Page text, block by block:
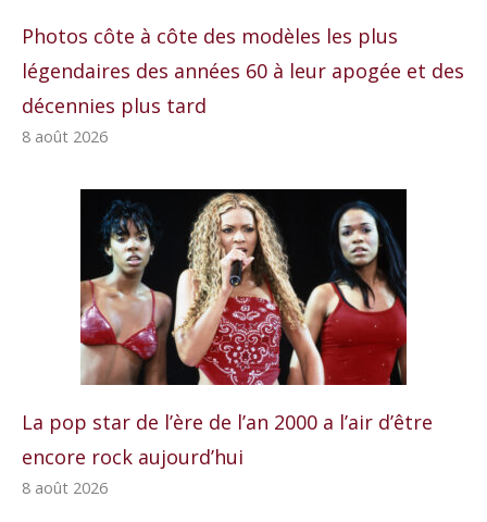
Photos côte à côte des modèles les plus
légendaires des années 60 à leur apogée et des
décennies plus tard
8 août 2026
La pop star de l’ère de l’an 2000 a l’air d’être
encore rock aujourd’hui
8 août 2026